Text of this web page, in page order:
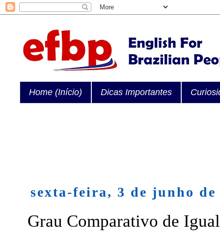
Home (Início) Dicas Importantes
sexta-feira, 3 de junho de
Grau Comparativo de